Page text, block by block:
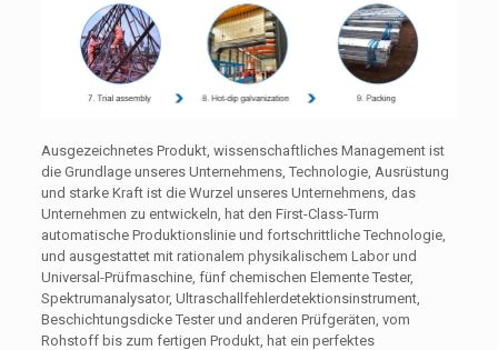
Ausgezeichnetes Produkt, wissenschaftliches Management ist
die Grundlage unseres Unternehmens, Technologie, Ausrüstung
und starke Kraft ist die Wurzel unseres Unternehmens, das
Unternehmen zu entwickeln, hat den First-Class-Turm
automatische Produktionslinie und fortschrittliche Technologie,
und ausgestattet mit rationalem physikalischem Labor und
Universal-Prüfmaschine, fünf chemischen Elemente Tester,
Spektrumanalysator, Ultraschallfehlerdetektionsinstrument,
Beschichtungsdicke Tester und anderen Prüfgeräten, vom
Rohstoff bis zum fertigen Produkt, hat ein perfektes